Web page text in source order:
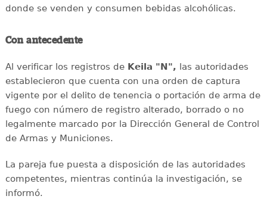
donde se venden y consumen bebidas alcohólicas.
Con antecedente
Al verificar los registros de Keila "N", las autoridades
establecieron que cuenta con una orden de captura
vigente por el delito de tenencia o portación de arma de
fuego con número de registro alterado, borrado o no
legalmente marcado por la Dirección General de Control
de Armas y Municiones.
La pareja fue puesta a disposición de las autoridades
competentes, mientras continúa la investigación, se
informó.